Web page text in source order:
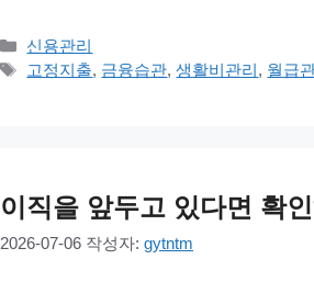
카
테
신용관리
태
고정지출, 금융습관,생활비관리 , 월급
이직을 앞두고 있다면 확
2026-07-06 작성자: gytntm